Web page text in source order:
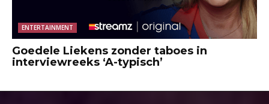
ENTERTAINMENT
Goedele Liekens zonder taboes in
interviewreeks ‘A-typisch’